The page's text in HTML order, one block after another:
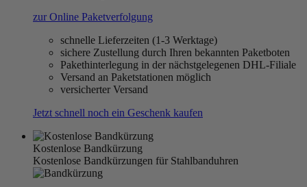
zur Online Paketverfolgung
schnelle Lieferzeiten (1-3 Werktage)
sichere Zustellung durch Ihren bekannten Paketboten
Pakethinterlegung in der nächstgelegenen DHL-Filiale
Versand an Paketstationen möglich
versicherter Versand
Jetzt schnell noch ein Geschenk kaufen
Kostenlose Bandkürzung
Kostenlose Bandkürzungen für Stahlbanduhren